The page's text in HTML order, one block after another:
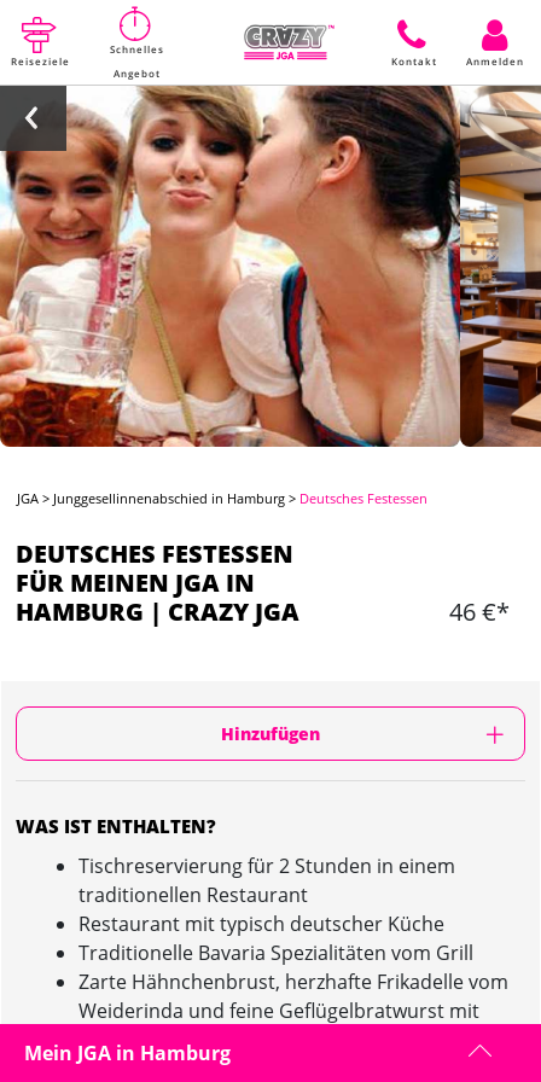
Reiseziele
Schnelles
Angebot
Kontakt Anmelden
JGA > Junggesellinnenabschied in Hamburg > Deutsches Festessen
DEUTSCHES FESTESSEN
FÜR MEINEN JGA IN
HAMBURG | CRAZY JGA
46 €*
Hinzufügen
WAS IST ENTHALTEN?
Tischreservierung für 2 Stunden in einem
traditionellen Restaurant
Restaurant mit typisch deutscher Küche
Traditionelle Bavaria Spezialitäten vom Grill
Zarte Hähnchenbrust, herzhafte Frikadelle vom
Weiderinda und feine Geflügelbratwurst mit
gebackenen Haxen vom Hendla, mit
bayerischem Krautsalat, Apfel-Blaukraut und
Mein JGA in Hamburg